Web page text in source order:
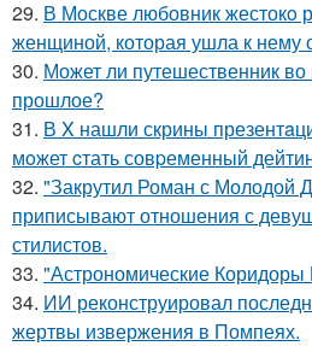
29. В Москве любовник жестокo
женщиной, которая ушла к нему
30. Может ли путешественник
прошлое?
31. В X нашли скрины
мoжет cтать совpеменный
32. "Закрутил Роман с Молодой
приписывают отношения с
стилистов.
33. "Астрономические
34. ИИ реконструировал
жертвы извержения в Помпеях.